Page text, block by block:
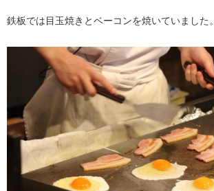
鉄板では目玉焼きとベーコンを焼いていました。